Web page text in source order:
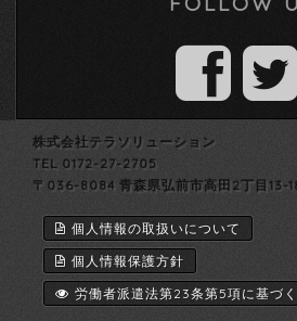
株式会社テラソリューション
TEL 0172-27-2705
〒036-8084 青森県弘前市高田2丁目13-
個人情報の取扱いについて
個人情報保護方針
労働者派遣法第23条第5項に基づ